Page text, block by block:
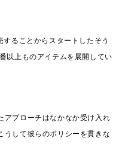
ることからスタートしたそう
以上ものアイテムを展開してい
アプローチはなかなか受け入れ
うして彼らのポリシーを貫きな